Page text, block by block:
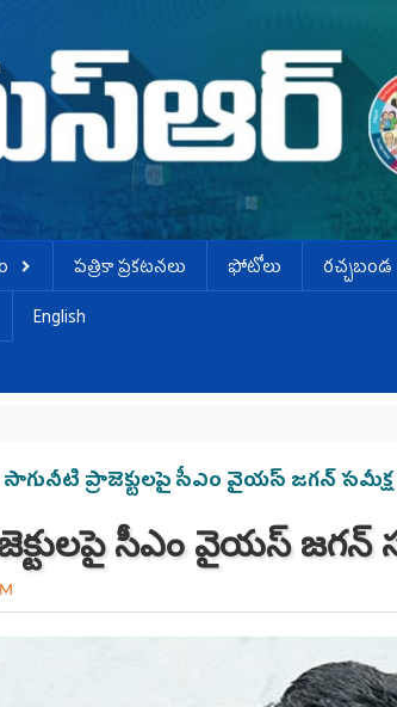
పత్రికా ప్రకటనలు ఫోటోలు
English
సాగునీటి ప్రాజెక్టుల‌పై సీఎం వైయ‌స్ జ‌గ‌న్ స‌మీక్ష‌
సీఎం వైయ‌స్ జ‌గ‌న్